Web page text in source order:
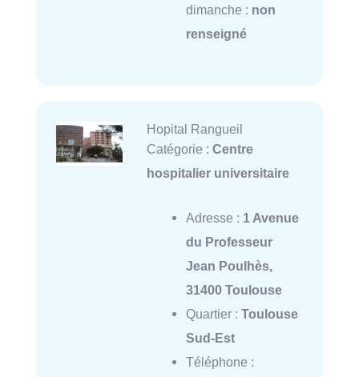
dimanche : non
renseigné
Hopital Rangueil
Catégorie : Centre
hospitalier universitaire
Adresse : 1 Avenue
du Professeur
Jean Poulhès,
31400 Toulouse
Quartier : Toulouse
Sud-Est
Téléphone :